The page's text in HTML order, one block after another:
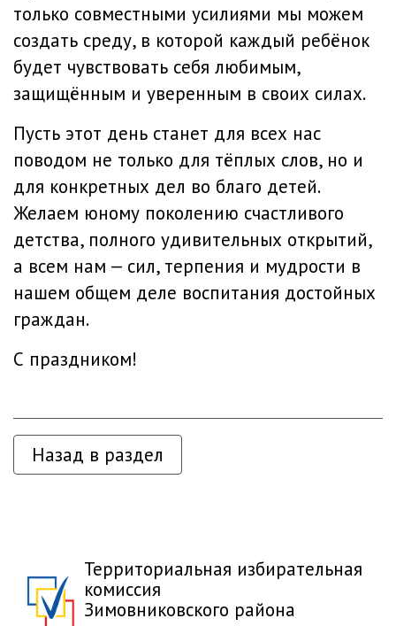
только совместными усилиями мы можем
создать среду, в которой каждый ребёнок
будет чувствовать себя любимым,
защищённым и уверенным в своих силах.
Пусть этот день станет для всех нас
поводом не только для тёплых слов, но и
для конкретных дел во благо детей.
Желаем юному поколению счастливого
детства, полного удивительных открытий,
а всем нам — сил, терпения и мудрости в
нашем общем деле воспитания достойных
граждан.
С праздником!
Назад в раздел
Территориальная избирательная
комиссия
Зимовниковского района